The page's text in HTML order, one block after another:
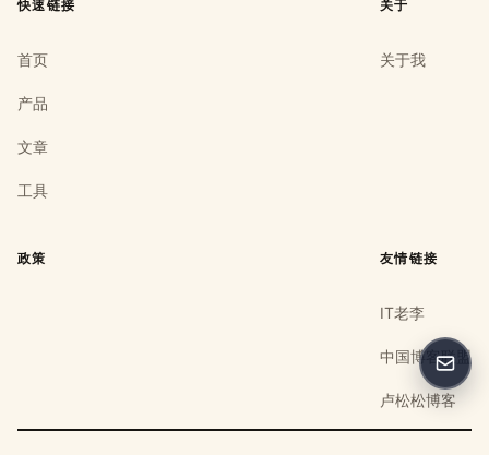
快速链接
首页
产品
文章
工具
关于
关于我
政策 友情链接
IT老李
中国博客联盟
卢松松博客
反馈